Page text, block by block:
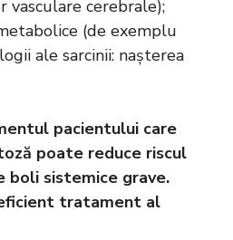
vasculare cerebrale);
(de exemplu
ale sarcinii: nașterea
pacientului care
poate reduce riscul
boli sistemice grave.
tratament al